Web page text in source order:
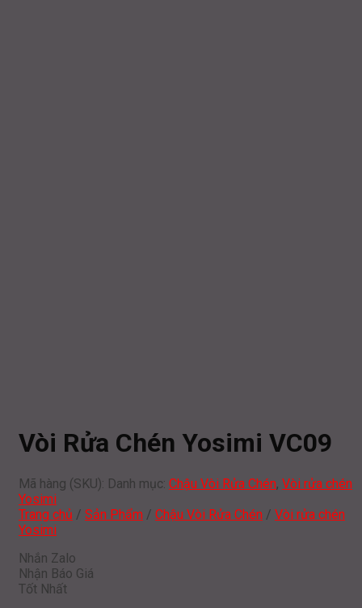
Vòi Rửa Chén Yosimi VC09
Mã hàng (SKU): Danh mục: Chậu Vòi Rửa Chén, Vòi rửa chén
Yosimi
Trang chủ / Sản Phẩm / Chậu Vòi Rửa Chén / Vòi rửa chén
Yosimi
Nhắn Zalo
Nhận Báo Giá
Tốt Nhất